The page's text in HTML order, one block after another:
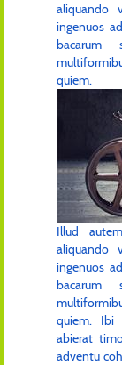
aliquando
ingenuos
bacarum
quiem.
Illud
aliquando
ingenuos
bacarum
quiem. Ibi
abierat
adventu